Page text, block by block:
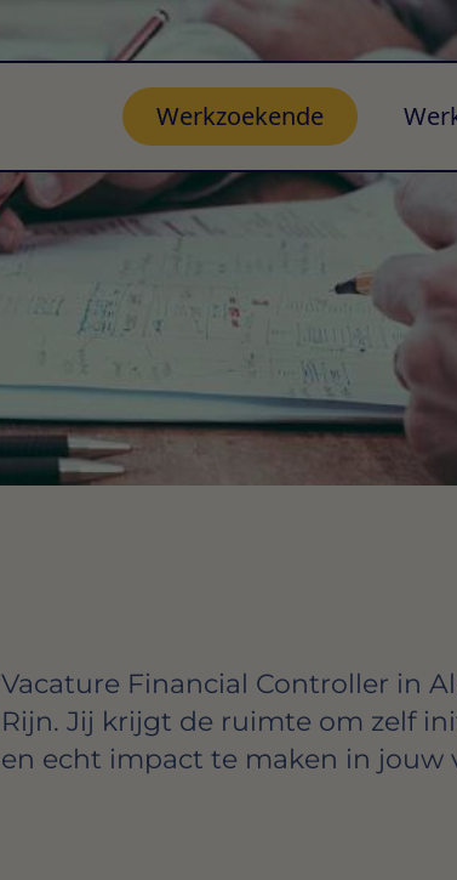
Werkzoekende
Vacature Financial Controller in
Rijn. Jij krijgt de ruimte om zelf
en echt impact te maken in jouw